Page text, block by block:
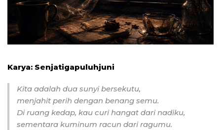
Karya: Senjatigapuluhjuni
Kita adalah dua sunyi bersekutu,
menjahit perih dengan benang semu.
Di ruang kedap, kau curi hangat dari nadiku,
sementara kuminum racun dari ragumu.